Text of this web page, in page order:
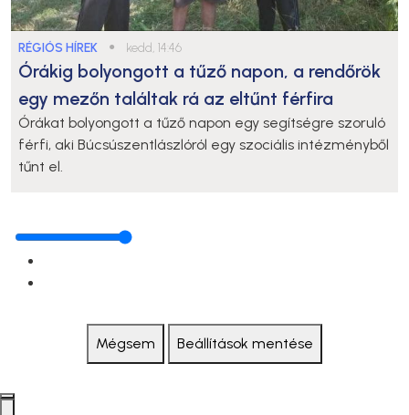
RÉGIÓS HÍREK ● kedd, 14:46
Órákig bolyongott a tűző napon, a rendőrök
egy mezőn találtak rá az eltűnt férfira
Órákat bolyongott a tűző napon egy segítségre szoruló
férfi, aki Búcsúszentlászlóról egy szociális intézményből
tűnt el.
Mégsem Beállítások mentése